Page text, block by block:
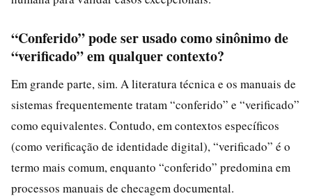
“Conferido” pode ser usado como sinônimo de
“verificado” em qualquer contexto?
Em grande parte, sim. A literatura técnica e os manuais de
sistemas frequentemente tratam “conferido” e “verificado”
como equivalentes. Contudo, em contextos específicos
(como verificação de identidade digital), “verificado” é o
termo mais comum, enquanto “conferido” predomina em
processos manuais de checagem documental.